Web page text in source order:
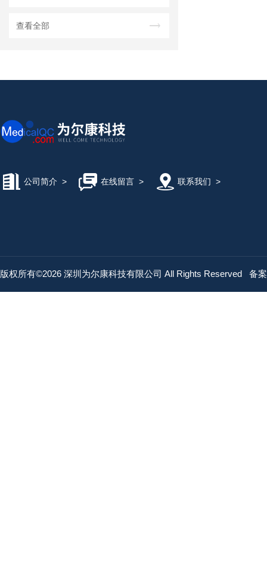
查看全部
公司简介 > 在线留言> 联系我们 >
版权所有©2026 深圳为尔康科技有限公司 All Rights Reserved 备